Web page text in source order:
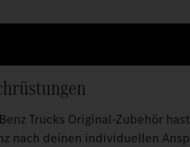
Trucks Original‑Zubehör
nach deinen individuellen